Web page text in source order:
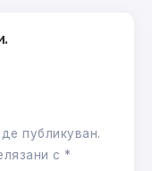
публикуван.
с *